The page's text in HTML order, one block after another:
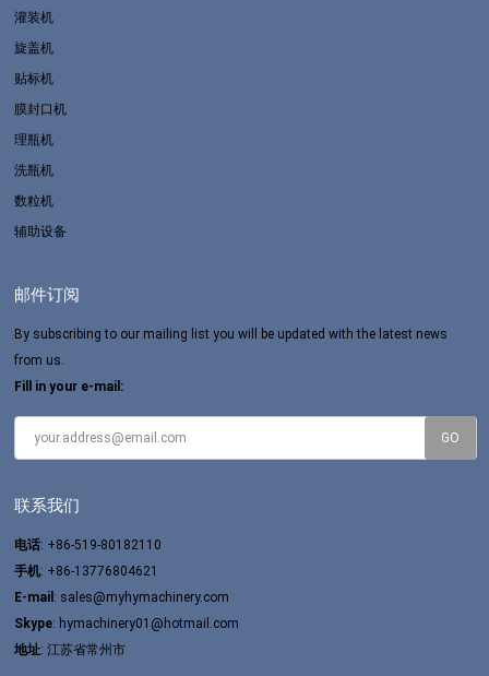
灌装机
旋盖机
贴标机
膜封口机
理瓶机
洗瓶机
数粒机
辅助设备
邮件订阅
By subscribing to our mailing list you will be updated with the latest news
from us.
Fill in your e-mail:
联系我们
电话: +86-519-80182110
手机: +86-13776804621
E-mail : sales@myhymachinery.com
Skype: hymachinery01@hotmail.com
地址: 江苏省常州市